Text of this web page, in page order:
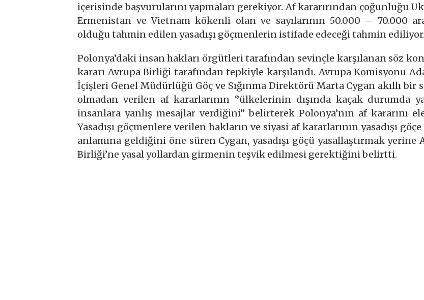
içerisinde başvurularını yapmaları gerekiyor. Af kararırından çoğunluğu
Ermenistan ve Vietnam kökenli olan ve sayılarının 50.000 – 70.000
olduğu tahmin edilen yasadışı göçmenlerin istifade edeceği tahmin ediliyor.
Polonya’daki insan hakları örgütleri tarafından sevinçle karşılanan söz
kararı Avrupa Birliği tarafından tepkiyle karşılandı. Avrupa Komisyonu
İçişleri Genel Müdürlüğü Göç ve Sığınma Direktörü Marta Cygan akıllı bir
olmadan verilen af kararlarının ‘’ülkelerinin dışında kaçak durumda
insanlara yanlış mesajlar verdiğini’’ belirterek Polonya’nın af kararını
Yasadışı göçmenlere verilen hakların ve siyasi af kararlarının yasadışı
anlamına geldiğini öne süren Cygan, yasadışı göçü yasallaştırmak yerine
Birliği’ne yasal yollardan girmenin teşvik edilmesi gerektiğini belirtti.